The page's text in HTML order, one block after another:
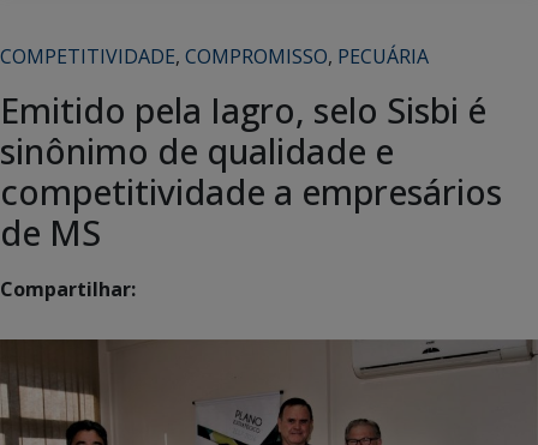
COMPETITIVIDADE, COMPROMISSO, PECUÁRIA
Emitido pela Iagro, selo Sisbi é
sinônimo de qualidade e
competitividade a empresários
de MS
Compartilhar: